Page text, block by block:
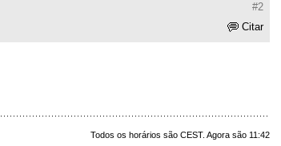
#2
Citar
Todos os horários são CEST. Agora são 11:42